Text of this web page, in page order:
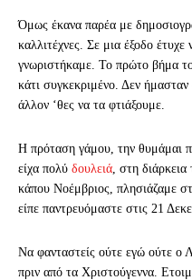
Όμως έκανα παρέα με
καλλιτέχνες. Σε μια έξοδο έτυχε
γνωριστήκαμε. Το πρώτο βήμα
κάτι συγκεκριμένο. Δεν
άλλον ‘θες να τα φτιάξουμε.
Η πρόταση γάμου, την θυμάμαι
είχα πολύ δουλειά , στη
κάπου Νοέμβριος, πλησιάζαμε
είπε παντρευόμαστε στις 21
Να φανταστείς ούτε εγώ ούτε ο
πριν από τα Χριστούγεννα.